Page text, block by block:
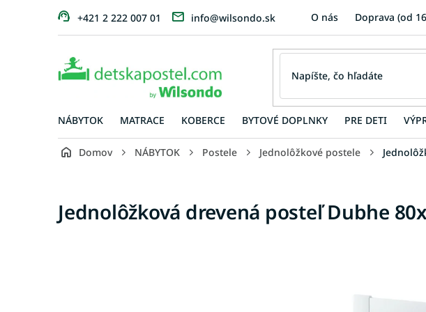
+421 2 222 007 01 info@wilsondo.sk O nás Doprava (od
NÁBYTOK MATRACE KOBERCE BYTOVÉ DOPLNKY PRE DETI
Domov NÁBYTOK Postele Jednolôžkové postele
Jednolôžková drevená posteľ Dubhe